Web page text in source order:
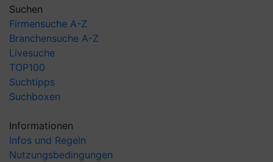
Suchen
Firmensuche A-Z
Branchensuche A-Z
Livesuche
TOP100
Suchtipps
Suchboxen
Informationen
Infos und Regeln
Nutzungsbedingungen